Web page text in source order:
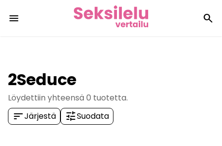
menu search
2Seduce
Löydettiin yhteensä 0 tuotetta.
sortJärjestä tuneSuodata